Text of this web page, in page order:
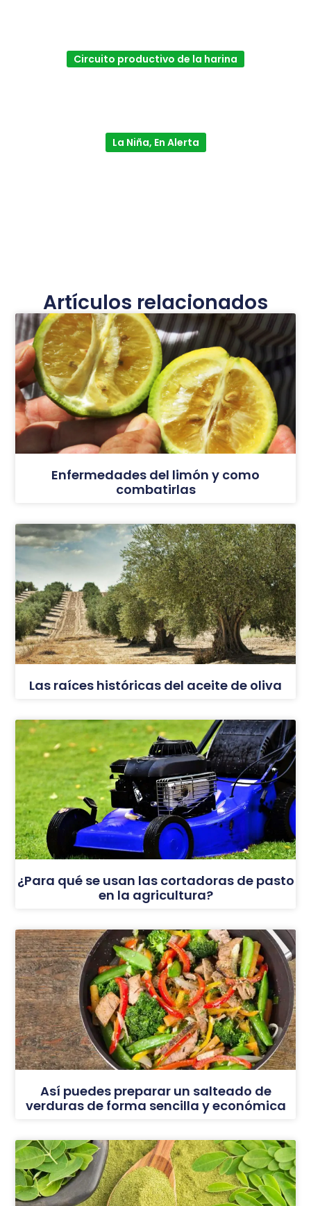
Circuito productivo de la harina
La Niña, En Alerta
Artículos relacionados
Enfermedades del limón y como
combatirlas
Las raíces históricas del aceite de oliva
¿Para qué se usan las cortadoras de pasto
en la agricultura?
Así puedes preparar un salteado de
verduras de forma sencilla y económica